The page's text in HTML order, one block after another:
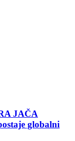
JAČA
globalni